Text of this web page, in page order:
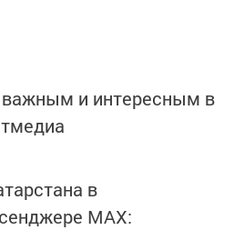
и интересным в
в
MАХ: